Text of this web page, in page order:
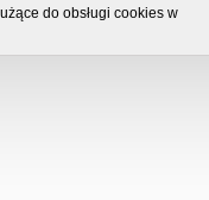
do obsługi cookies w